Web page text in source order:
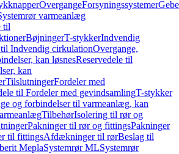
OvergangeForsyningssystemer
varmeanlæg
til
BøjningerT-stykkerIndvendig
til Indvendig cirkulationOvergange,
kan løsnesReservedele til
kan
TilslutningerFordeler med
til Fordeler med gevindsamlingT-stykker
og forbindelser til varmeanlæg, kan
TilbehørIsolering til rør og
Pakninger til rør og fittingsPakninger
til fittingsAfdækninger til rørBeslag til
MeplaSystemrør MLSystemrør